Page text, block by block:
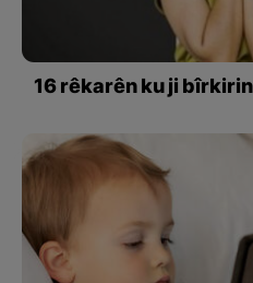
16 rêkarên ku ji